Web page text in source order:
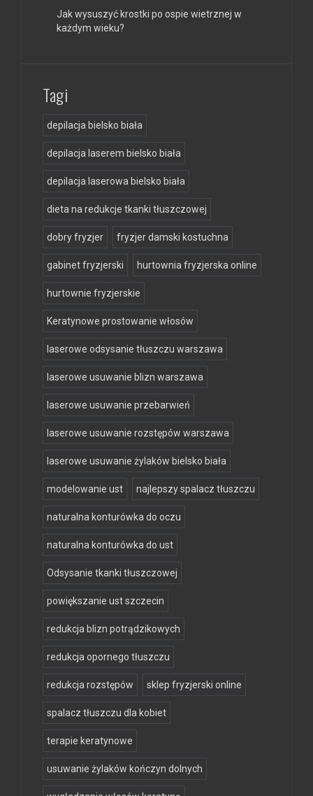
Jak wysuszyć krostki po ospie wietrznej w
każdym wieku?
Tagi
depilacja bielsko biała
depilacja laserem bielsko biała
depilacja laserowa bielsko biała
dieta na redukcje tkanki tłuszczowej
dobry fryzjer fryzjer damski kostuchna
gabinet fryzjerski hurtownia fryzjerska online
hurtownie fryzjerskie
Keratynowe prostowanie włosów
laserowe odsysanie tłuszczu warszawa
laserowe usuwanie blizn warszawa
laserowe usuwanie przebarwień
laserowe usuwanie rozstępów warszawa
laserowe usuwanie żylaków bielsko biała
modelowanie ust najlepszy spalacz tłuszczu
naturalna konturówka do oczu
naturalna konturówka do ust
Odsysanie tkanki tłuszczowej
powiększanie ust szczecin
redukcja blizn potrądzikowych
redukcja opornego tłuszczu
redukcja rozstępów sklep fryzjerski online
spalacz tłuszczu dla kobiet
terapie keratynowe
usuwanie żylaków kończyn dolnych